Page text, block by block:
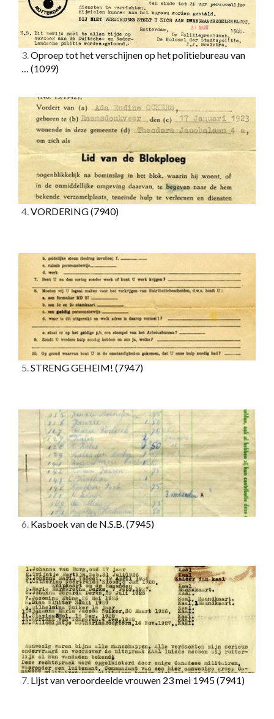
3.Oproep tot het verschijnen op het politiebureau van
… (1099)
4.VORDERING(7940)
5.STRENG GEHEIM! (7947)
6. Kasboek van de N.S.B.(7945)
7. Lijst van veroordeelde vrouwen 23 mei 1945(7941)